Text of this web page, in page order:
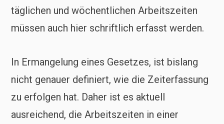
täglichen und wöchentlichen Arbeitszeiten
müssen auch hier schriftlich erfasst werden.
In Ermangelung eines Gesetzes, ist bislang
nicht genauer definiert, wie die Zeiterfassung
zu erfolgen hat. Daher ist es aktuell
ausreichend, die Arbeitszeiten in einer